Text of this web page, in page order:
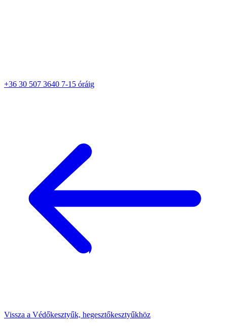
+36 30 507 3640 7-15 óráig
Vissza a Védőkesztyűk, hegesztőkesztyűkhöz